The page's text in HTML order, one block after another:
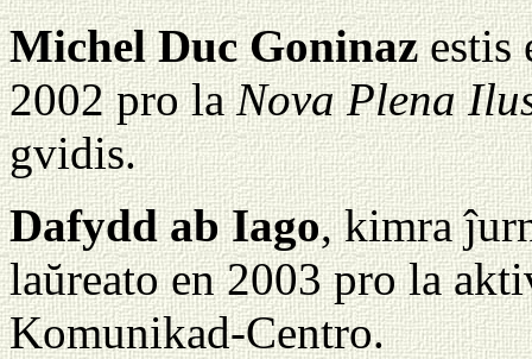
Michel Duc Goninazestis
2002 pro laNova Plena
gvidis.
Dafydd ab Iago, kimra
laŭreato en 2003 pro la
Komunikad-Centro.